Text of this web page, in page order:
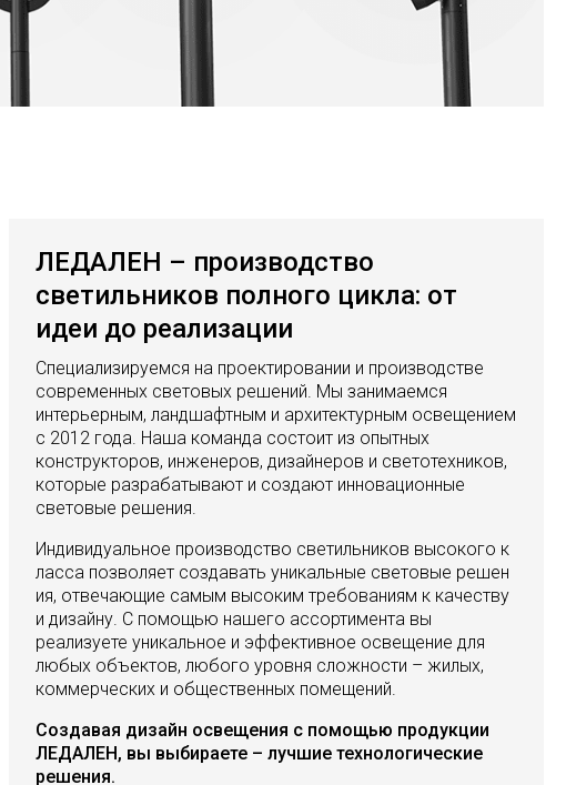
ЛЕДАЛЕН – производство
светильников полного цикла: от
идеи до реализации
Специализируемся на проектировании и производстве
современных световых решений. Мы занимаемся
интерьерным, ландшафтным и архитектурным освещением
с 2012 года. Наша команда состоит из опытных
конструкторов, инженеров, дизайнеров и светотехников,
которые разрабатывают и создают инновационные
световые решения.
Индивидуальное производство светильников высокого к
ласса позволяет создавать уникальные световые решен
ия, отвечающие самым высоким требованиям к качеству
и дизайну. С помощью нашего ассортимента вы
реализуете уникальное и эффективное освещение для
любых объектов, любого уровня сложности – жилых,
коммерческих и общественных помещений.
Создавая дизайн освещения с помощью продукции
ЛЕДАЛЕН, вы выбираете – лучшие технологические
решения.